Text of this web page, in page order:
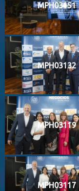
MPH03151
MPH03132
MPH03119
MPH03117